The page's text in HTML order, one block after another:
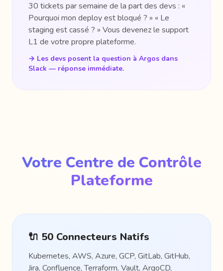
30 tickets par semaine de la part des devs : «
Pourquoi mon deploy est bloqué ? » « Le
staging est cassé ? » Vous devenez le support
L1 de votre propre plateforme.
→ Les devs posent la question à Argos dans
Slack — réponse immédiate.
Votre Centre de Contrôle
Plateforme
🔌 50 Connecteurs Natifs
Kubernetes, AWS, Azure, GCP, GitLab, GitHub,
Jira, Confluence, Terraform, Vault, ArgoCD,